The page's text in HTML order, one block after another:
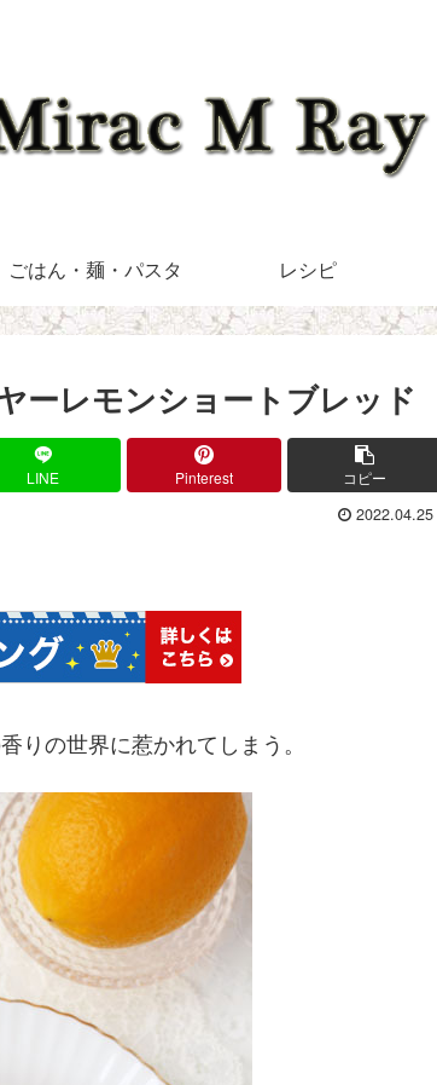
ごはん・麺・パスタ レシピ
ーレモンショートブレッド
LINE Pinterest コピー
2022.04.25
りの世界に惹かれてしまう。